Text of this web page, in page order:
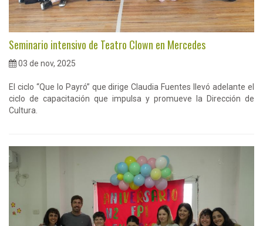
Seminario intensivo de Teatro Clown en Mercedes
03 de nov, 2025
El ciclo “Que lo Payró” que dirige Claudia Fuentes llevó adelante el
ciclo de capacitación que impulsa y promueve la Dirección de
Cultura.